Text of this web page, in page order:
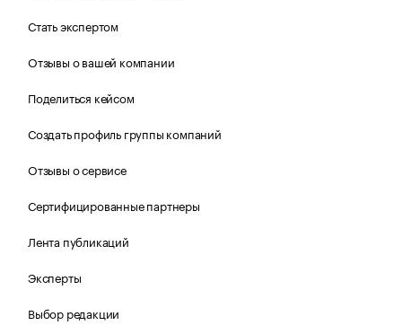
Стать экспертом
Отзывы о вашей компании
Поделиться кейсом
Создать профиль группы компаний
Отзывы о сервисе
Сертифицированные партнеры
Лента публикаций
Эксперты
Выбор редакции